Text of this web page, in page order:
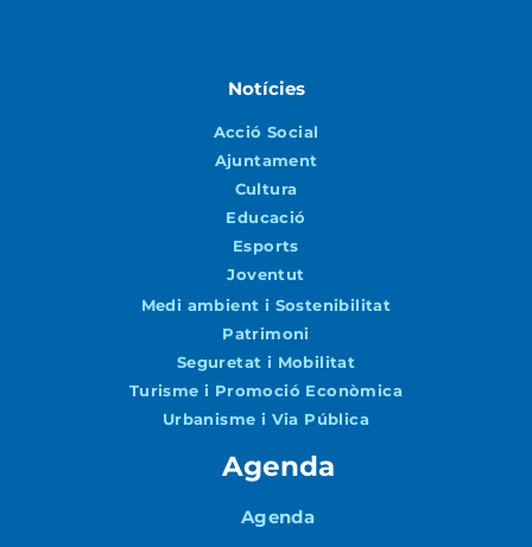
Notícies
Acció Social
Ajuntament
Cultura
Educació
Esports
Joventut
Medi ambient i Sostenibilitat
Patrimoni
Seguretat i Mobilitat
Turisme i Promoció Econòmica
Urbanisme i Via Pública
Agenda
Agenda